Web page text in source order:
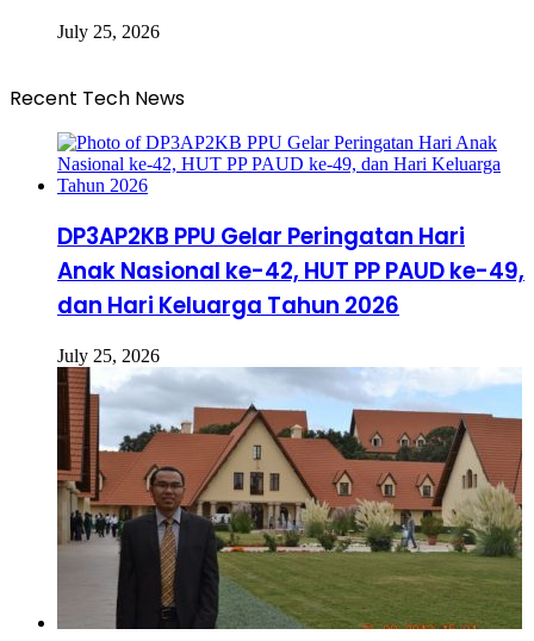
July 25, 2026
Recent Tech News
DP3AP2KB PPU Gelar Peringatan Hari
Anak Nasional ke-42, HUT PP PAUD ke-49,
dan Hari Keluarga Tahun 2026
July 25, 2026